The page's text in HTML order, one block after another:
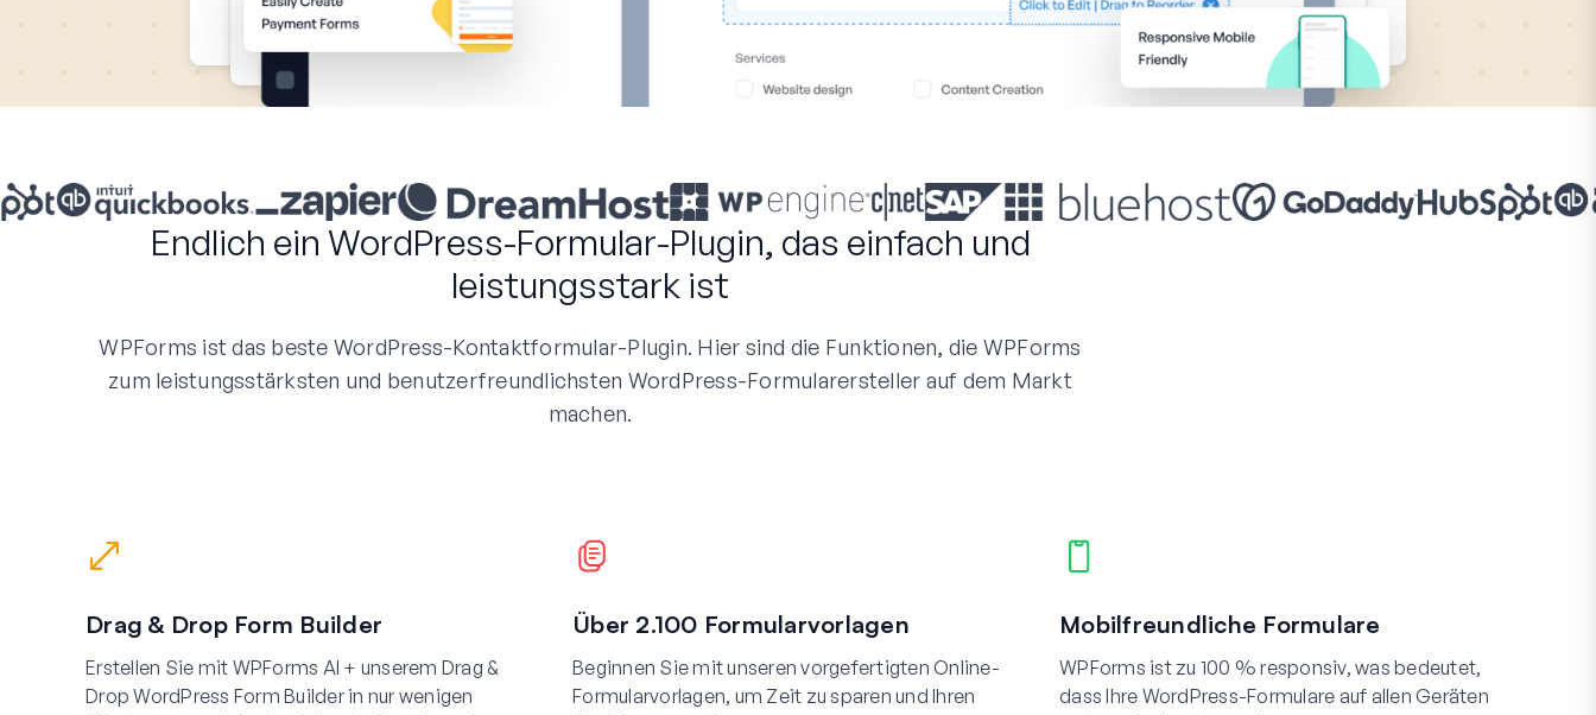
Endlich ein WordPress-Formular-Plugin, das einfach und
leistungsstark ist
WPForms ist das beste WordPress-Kontaktformular-Plugin. Hier sind die Funktionen, die WPForms
zum leistungsstärksten und benutzerfreundlichsten WordPress-Formularersteller auf dem Markt
machen.
Drag & Drop Form Builder
Erstellen Sie mit WPForms AI + unserem Drag &
Drop WordPress Form Builder in nur wenigen
Über 2.100 Formularvorlagen
Beginnen Sie mit unseren vorgefertigten Online-
Formularvorlagen, um Zeit zu sparen und Ihren
Mobilfreundliche Formulare
WPForms ist zu 100 % responsiv, was bedeutet,
dass Ihre WordPress-Formulare auf allen Geräten